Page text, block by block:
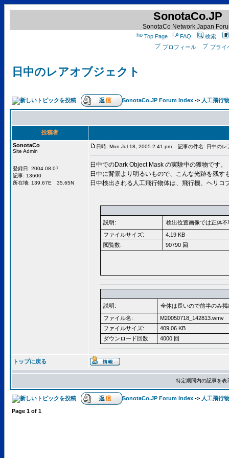
SonotaCo.JP
SonotaCo Network Japan
Top Page FAQ
検索
プロフィール
プライ
日中のレアオブジェクト
SonotaCo.JP Forum Index -> 人工飛行
投稿者
SonotaCo
Site Admin
登録日: 2004.08.07
記事: 13600
所在地: 139.67E 35.65N
日時: Mon Jul 18, 2005 2:41 pm 記事の件名: 日中のレ
日中でのDark Object Mask の実験中の獲物です。
日中に背景より明るいもので、こんな光跡を残
日中検出される人工飛行物体は、飛行機、ヘリ
説明:
検出位置画像では正体
ファイルサイズ:
4.19 KB
閲覧数:
90790 回
説明:
全体は長いので前半のみ
ファイル名:
M20050718_142813.wmv
ファイルサイズ:
409.06 KB
ダウンロード回数:
4000 回
トップに戻る
特定期間内の記事を
SonotaCo.JP Forum Index -> 人工飛行
Page 1 of 1